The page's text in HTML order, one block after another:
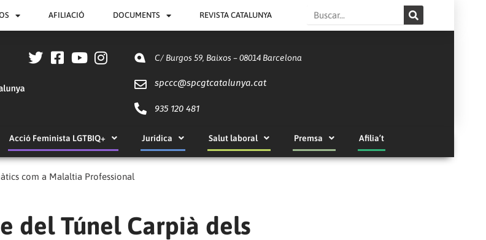
AFILIACIÓ DOCUMENTS REVISTA CATALUNYA Search
C/ Burgos 59, Baixos – 08014 Barcelona
spccc@spcgtcatalunya.cat
935 120 481
Acció Feminista LGTBIQ+ Jurídica Salut laboral Premsa Afilia’t
com a Malaltia Professional
del Túnel Carpià dels